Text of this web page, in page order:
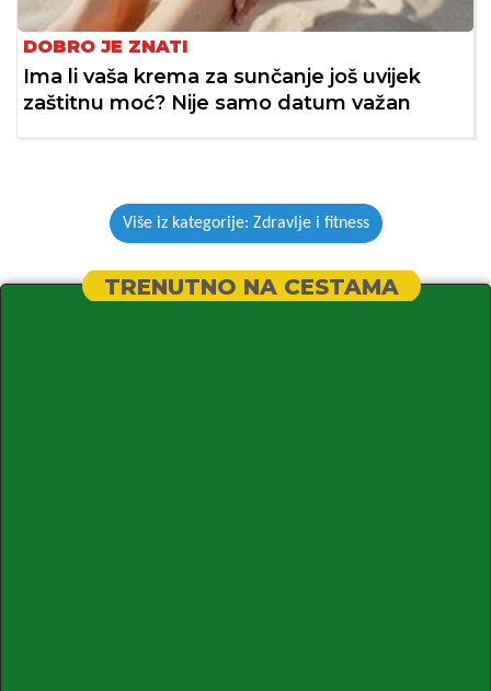
DOBRO JE ZNATI
Ima li vaša krema za sunčanje još uvijek
zaštitnu moć? Nije samo datum važan
Više iz kategorije: Zdravlje i fitness
TRENUTNO NA CESTAMA